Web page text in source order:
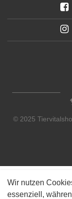
© 2025
Wir nutzen
essenziell,